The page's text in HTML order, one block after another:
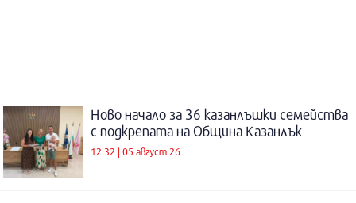
Ново начало за 36 казанлъшки семейства
с подкрепата на Община Казанлък
12:32 | 05 август 26